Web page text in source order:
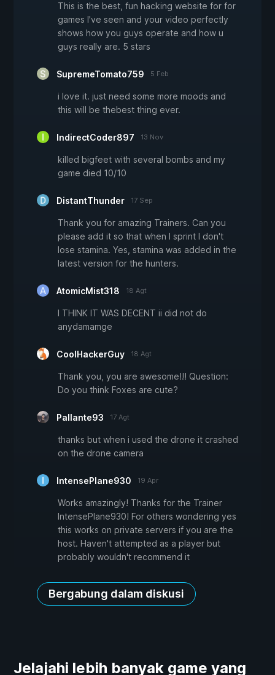
This is the best, fun hacking website for for
games I've seen and your video perfectly
shows how you guys operate and how u
guys really are. 5 stars
SupremeTomato759 5 Feb
i love it. just need some more moods and
this will be thebest thing ever.
IndirectCoder897 13 Nov
killed bigfeet with several bombs and my
game died 10/10
DistantThunder 17 Sep
Thank you for amazing Trainers. Can you
please add it so that when I sprint I don't
lose stamina. Yes, stamina was added in the
latest version for the hunters.
AtomicMist318 18 Agt
I THINK IT WAS DECENT ii did not do
anydamamge
CoolHackerGuy 18 Agt
Thank you, you are awesome!!! Question:
Do you think Foxes are cute?
Pallante93 17 Agt
thanks but when i used the drone it crashed
on the drone camera
IntensePlane930 19 Apr
Works amazingly! Thanks for the Trainer
IntensePlane930! For others wondering yes
this works on private servers if you are the
host. Haven't attempted as a player but
probably wouldn't recommend it
Bergabung dalam diskusi
Jelajahi lebih banyak game yang